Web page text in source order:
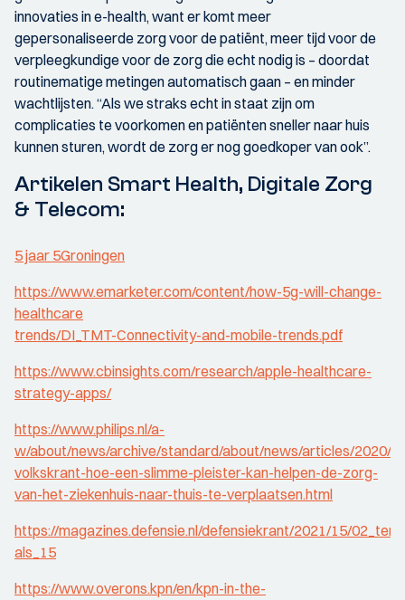
innovaties in e-health, want er komt meer
gepersonaliseerde zorg voor de patiënt, meer tijd voor de
verpleegkundige voor de zorg die echt nodig is – doordat
routinematige metingen automatisch gaan – en minder
wachtlijsten. “Als we straks echt in staat zijn om
complicaties te voorkomen en patiënten sneller naar huis
kunnen sturen, wordt de zorg er nog goedkoper van ook”.
Artikelen Smart Health, Digitale Zorg
& Telecom:
5 jaar 5Groningen
https://www.emarketer.com/content/how-5g-will-change-
healthcare
trends/DI_TMT-Connectivity-and-mobile-trends.pdf
https://www.cbinsights.com/research/apple-healthcare-
strategy-apps/
https://www.philips.nl/a-
w/about/news/archive/standard/about/news/articles/2020/
volkskrant-hoe-een-slimme-pleister-kan-helpen-de-zorg-
van-het-ziekenhuis-naar-thuis-te-verplaatsen.html
https://magazines.defensie.nl/defensiekrant/2021/15/
als_15
https://www.overons.kpn/en/kpn-in-the-